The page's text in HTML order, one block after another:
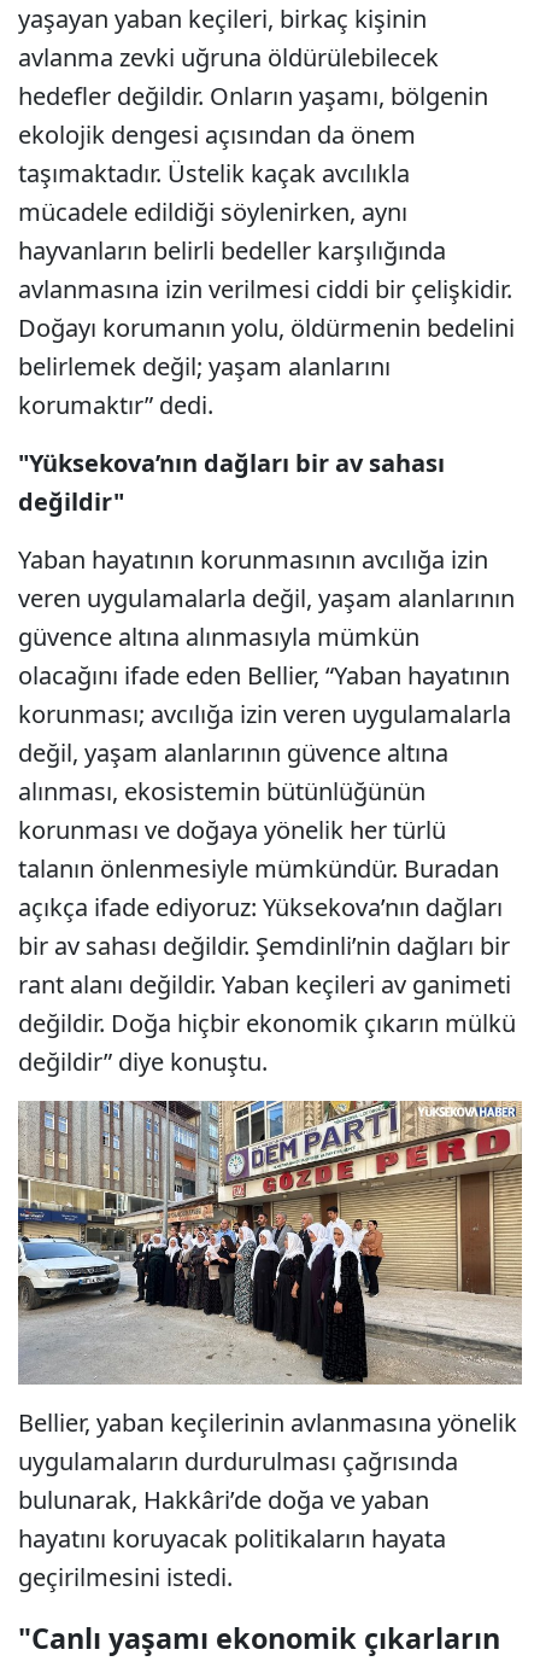
yaşayan yaban keçileri, birkaç kişinin
avlanma zevki uğruna öldürülebilecek
hedefler değildir. Onların yaşamı, bölgenin
ekolojik dengesi açısından da önem
taşımaktadır. Üstelik kaçak avcılıkla
mücadele edildiği söylenirken, aynı
hayvanların belirli bedeller karşılığında
avlanmasına izin verilmesi ciddi bir çelişkidir.
Doğayı korumanın yolu, öldürmenin bedelini
belirlemek değil; yaşam alanlarını
korumaktır” dedi.
"Yüksekova’nın dağları bir av sahası
değildir"
Yaban hayatının korunmasının avcılığa izin
veren uygulamalarla değil, yaşam alanlarının
güvence altına alınmasıyla mümkün
olacağını ifade eden Bellier, “Yaban hayatının
korunması; avcılığa izin veren uygulamalarla
değil, yaşam alanlarının güvence altına
alınması, ekosistemin bütünlüğünün
korunması ve doğaya yönelik her türlü
talanın önlenmesiyle mümkündür. Buradan
açıkça ifade ediyoruz: Yüksekova’nın dağları
bir av sahası değildir. Şemdinli’nin dağları bir
rant alanı değildir. Yaban keçileri av ganimeti
değildir. Doğa hiçbir ekonomik çıkarın mülkü
değildir” diye konuştu.
Bellier, yaban keçilerinin avlanmasına yönelik
uygulamaların durdurulması çağrısında
bulunarak, Hakkâri’de doğa ve yaban
hayatını koruyacak politikaların hayata
geçirilmesini istedi.
"Canlı yaşamı ekonomik çıkarların